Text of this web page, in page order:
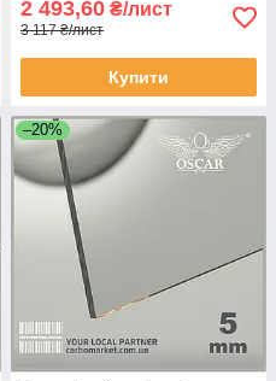
2 493,60 ₴/лист
3 117 ₴/лист
Купити
–20%